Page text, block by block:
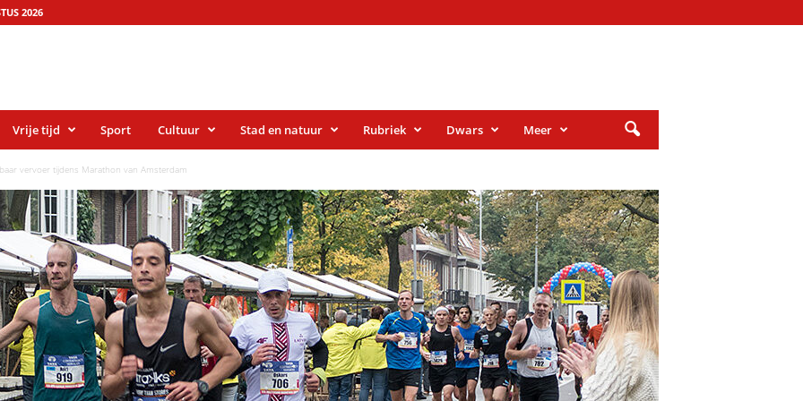
2026
Vrije tijd Sport Cultuur Stad en natuur Rubriek Dwars Meer
vervoer tijdens Marathon van Amsterdam